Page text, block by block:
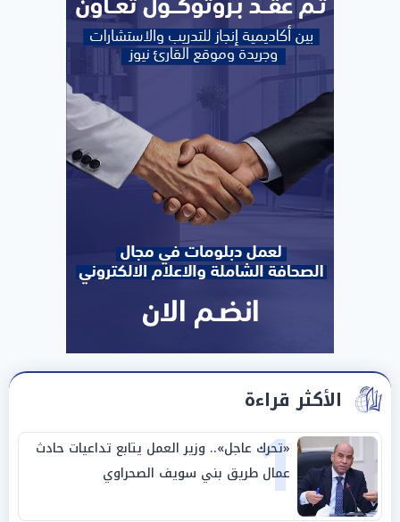
الأكثر قراءة
1
«تحرك عاجل».. وزير العمل يتابع تداعيات حادث
عمال طريق بني سويف الصحراوي